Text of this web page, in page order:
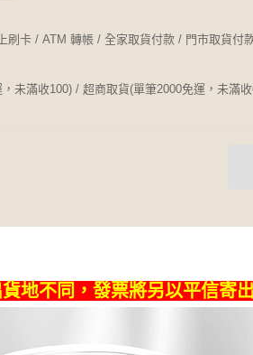
刷卡 / ATM 轉帳 / 全家取貨付款 / 門市取貨付
未滿收100) / 超商取貨(單筆2000免運，未滿
地不同，發票將另以平信寄